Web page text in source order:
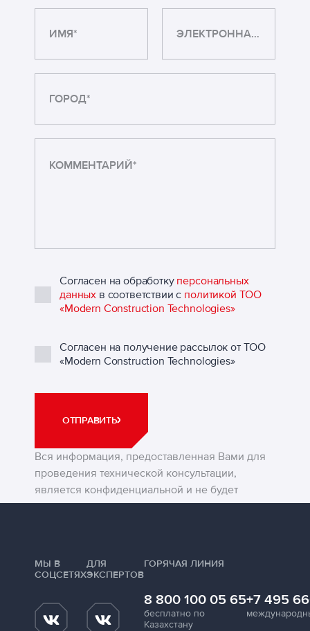
ИМЯ* ЭЛЕКТРОННАЯ ПОЧТА*
ГОРОД*
Согласен на обработку персональных
данных в соответствии с политикой ТОО
«Modern Construction Technologies»
Согласен на получение рассылок от ТОО
«Modern Construction Technologies»
ОТПРАВИТЬ
Вся информация, предоставленная Вами для
проведения технической консультации,
является конфиденциальной и не будет
передана третьим лицам.
МЫ В
СОЦСЕТЯХ
ДЛЯ
ЭКСПЕРТОВ
ГОРЯЧАЯ ЛИНИЯ
8 800 100 05 65
бесплатно по
Казахстану
+7 495